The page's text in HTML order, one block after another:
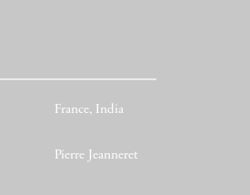
France, India
Pierre Jeanneret